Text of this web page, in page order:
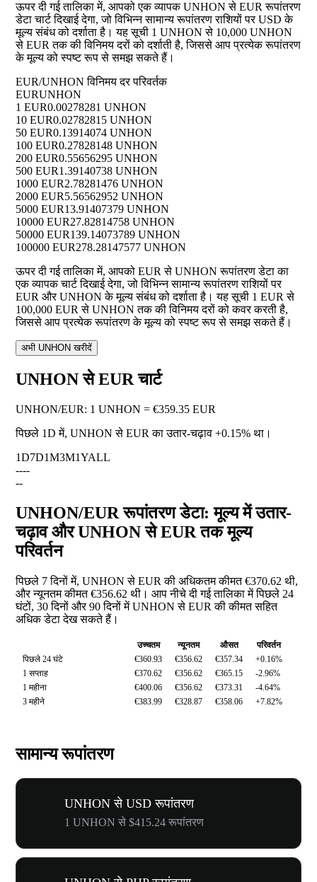
ऊपर दी गई तालिका में, आपको एक व्यापक UNHON से EUR रूपांतरण
डेटा चार्ट दिखाई देगा, जो विभिन्न सामान्य रूपांतरण राशियों पर USD के
मूल्य संबंध को दर्शाता है। यह सूची 1 UNHON से 10,000 UNHON
से EUR तक की विनिमय दरों को दर्शाती है, जिससे आप प्रत्येक रूपांतरण
के मूल्य को स्पष्ट रूप से समझ सकते हैं।
EUR/UNHON विनिमय दर परिवर्तक
EURUNHON
1 EUR0.00278281 UNHON
10 EUR0.02782815 UNHON
50 EUR0.13914074 UNHON
100 EUR0.27828148 UNHON
200 EUR0.55656295 UNHON
500 EUR1.39140738 UNHON
1000 EUR2.78281476 UNHON
2000 EUR5.56562952 UNHON
5000 EUR13.91407379 UNHON
10000 EUR27.82814758 UNHON
50000 EUR139.14073789 UNHON
100000 EUR278.28147577 UNHON
ऊपर दी गई तालिका में, आपको EUR से UNHON रूपांतरण डेटा का
एक व्यापक चार्ट दिखाई देगा, जो विभिन्न सामान्य रूपांतरण राशियों पर
EUR और UNHON के मूल्य संबंध को दर्शाता है। यह सूची 1 EUR से
100,000 EUR से UNHON तक की विनिमय दरों को कवर करती है,
जिससे आप प्रत्येक रूपांतरण के मूल्य को स्पष्ट रूप से समझ सकते हैं।
अभी UNHON खरीदें
UNHON से EUR चार्ट
UNHON/EUR: 1 UNHON = €359.35 EUR
पिछले 1D में, UNHON से EUR का उतार-चढ़ाव +0.15% था।
1D7D1M3M1YALL
----
--
UNHON/EUR रूपांतरण डेटा: मूल्य में उतार-
चढ़ाव और UNHON से EUR तक मूल्य
परिवर्तन
पिछले 7 दिनों में, UNHON से EUR की अधिकतम कीमत €370.62 थी,
और न्यूनतम कीमत €356.62 थी। आप नीचे दी गई तालिका में पिछले 24
घंटों, 30 दिनों और 90 दिनों में UNHON से EUR की कीमत सहित
अधिक डेटा देख सकते हैं।
उच्चतम न्यूनतम औसत
परिवर्तन
पिछले 24 घंटे
€360.93 €356.62 €357.34
+0.16%
1 सप्ताह
€370.62 €356.62 €365.15
-2.96%
1 महीना
€400.06 €356.62 €373.31
-4.64%
3 महीने
€383.99 €328.87 €358.06 +7.82%
सामान्य रूपांतरण
UNHON से USD रूपांतरण
1 UNHON से $415.24 रूपांतरण